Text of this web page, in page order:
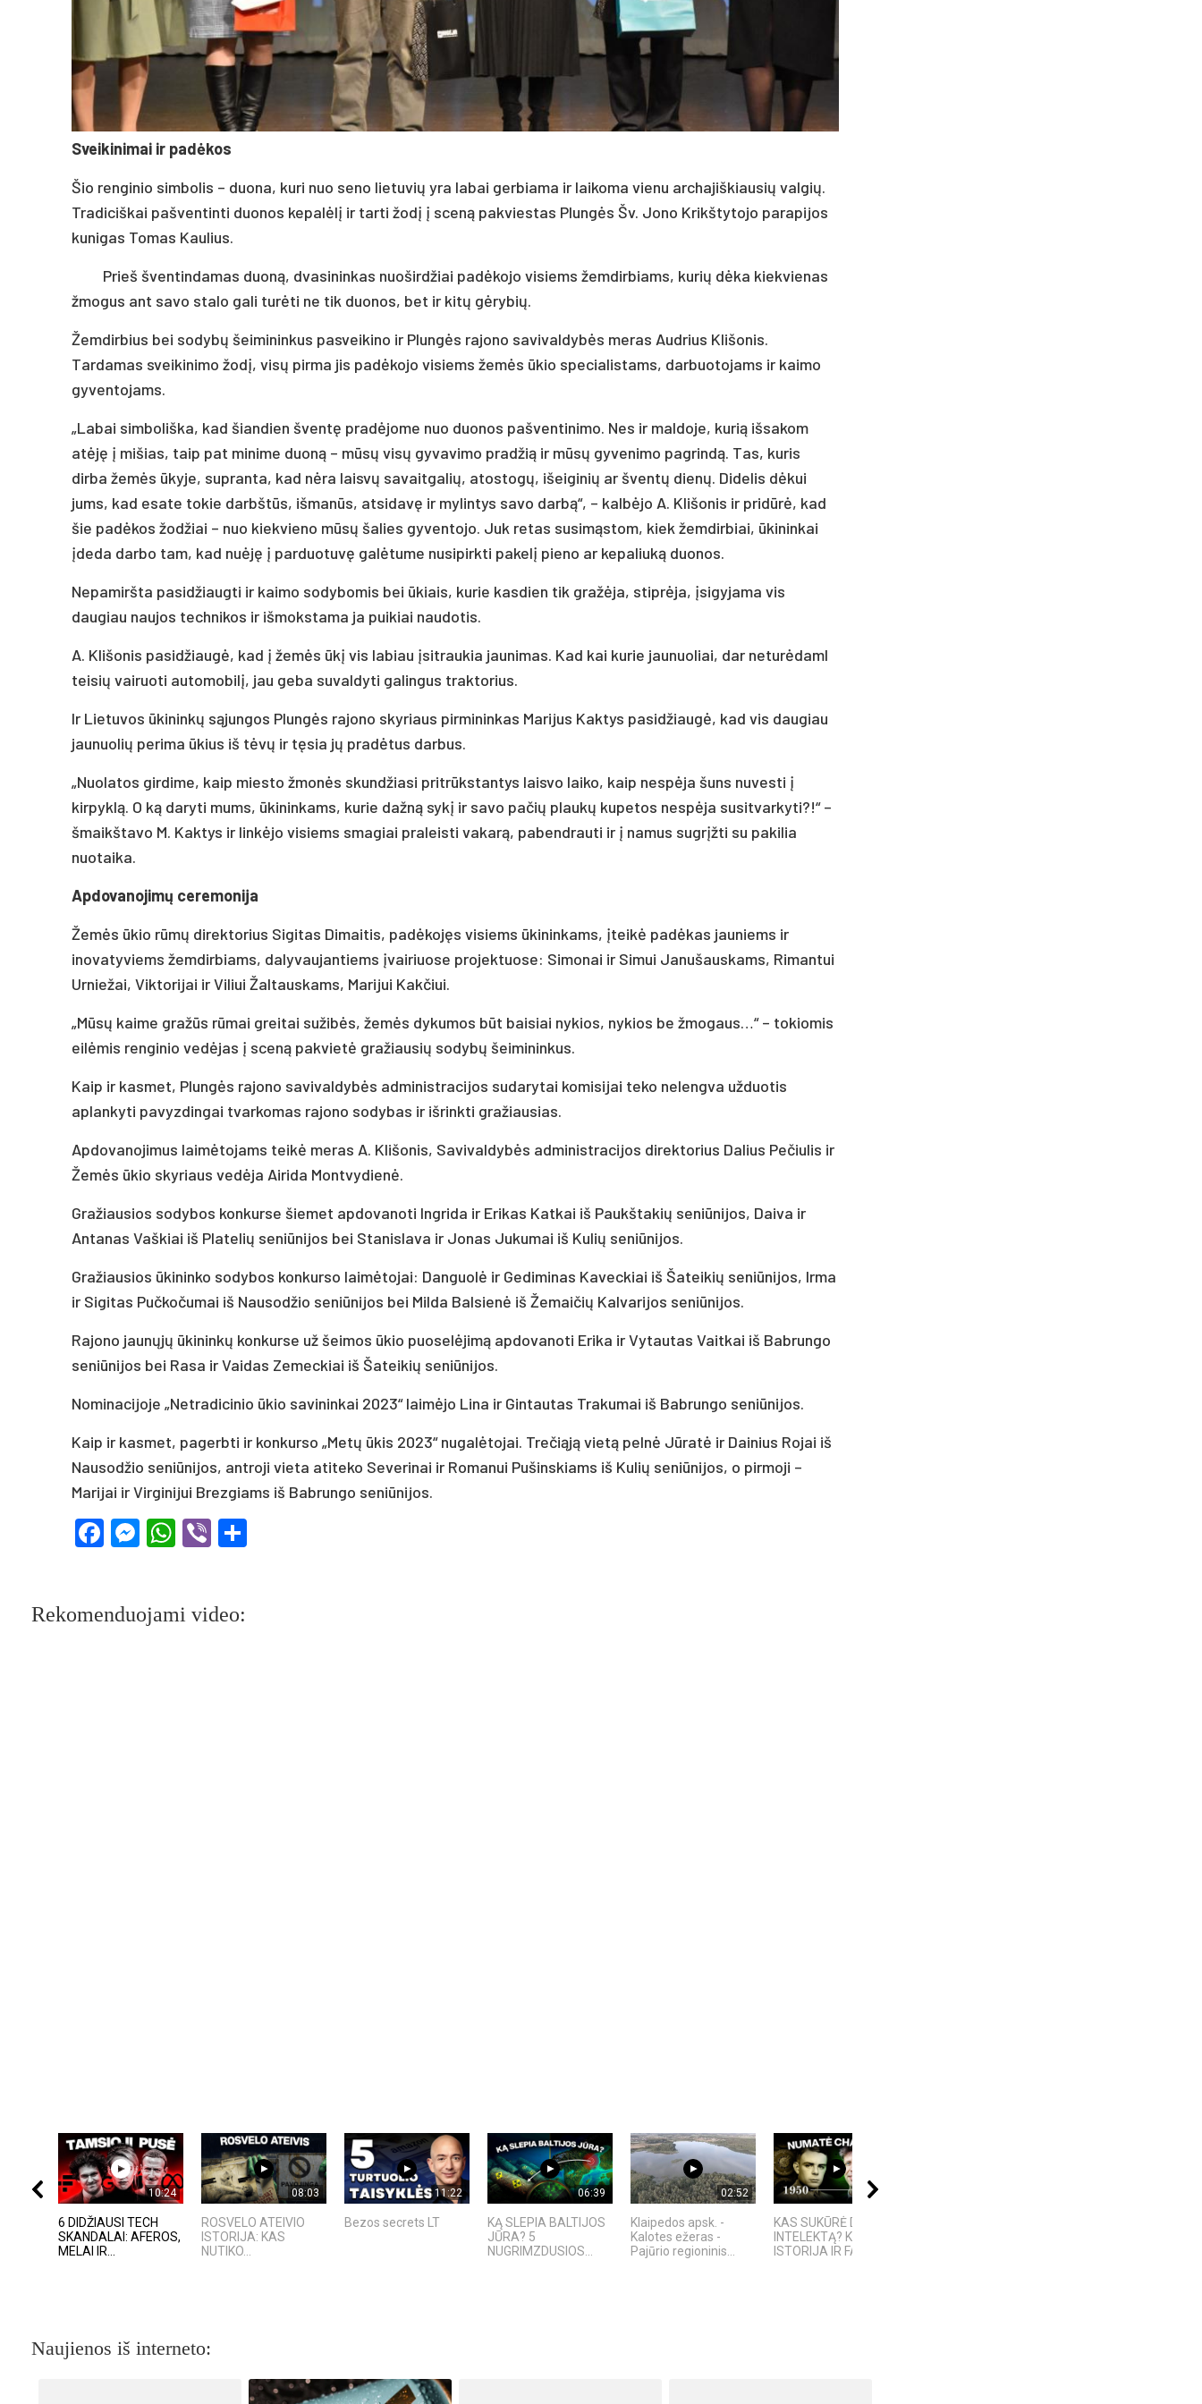
Sveikinimai ir padėkos
Šio renginio simbolis – duona, kuri nuo seno lietuvių yra labai gerbiama ir laikoma vienu archajiškiausių valgių.
Tradiciškai pašventinti duonos kepalėlį ir tarti žodį į sceną pakviestas Plungės Šv. Jono Krikštytojo parapijos
kunigas Tomas Kaulius.
Prieš šventindamas duoną, dvasininkas nuoširdžiai padėkojo visiems žemdirbiams, kurių dėka kiekvienas
žmogus ant savo stalo gali turėti ne tik duonos, bet ir kitų gėrybių.
Žemdirbius bei sodybų šeimininkus pasveikino ir Plungės rajono savivaldybės meras Audrius Klišonis.
Tardamas sveikinimo žodį, visų pirma jis padėkojo visiems žemės ūkio specialistams, darbuotojams ir kaimo
gyventojams.
„Labai simboliška, kad šiandien šventę pradėjome nuo duonos pašventinimo. Nes ir maldoje, kurią išsakom
atėję į mišias, taip pat minime duoną – mūsų visų gyvavimo pradžią ir mūsų gyvenimo pagrindą. Tas, kuris
dirba žemės ūkyje, supranta, kad nėra laisvų savaitgalių, atostogų, išeiginių ar šventų dienų. Didelis dėkui
jums, kad esate tokie darbštūs, išmanūs, atsidavę ir mylintys savo darbą“, – kalbėjo A. Klišonis ir pridūrė, kad
šie padėkos žodžiai – nuo kiekvieno mūsų šalies gyventojo. Juk retas susimąstom, kiek žemdirbiai, ūkininkai
įdeda darbo tam, kad nuėję į parduotuvę galėtume nusipirkti pakelį pieno ar kepaliuką duonos.
Nepamiršta pasidžiaugti ir kaimo sodybomis bei ūkiais, kurie kasdien tik gražėja, stiprėja, įsigyjama vis
daugiau naujos technikos ir išmokstama ja puikiai naudotis.
A. Klišonis pasidžiaugė, kad į žemės ūkį vis labiau įsitraukia jaunimas. Kad kai kurie jaunuoliai, dar neturėdamI
teisių vairuoti automobilį, jau geba suvaldyti galingus traktorius.
Ir Lietuvos ūkininkų sąjungos Plungės rajono skyriaus pirmininkas Marijus Kaktys pasidžiaugė, kad vis daugiau
jaunuolių perima ūkius iš tėvų ir tęsia jų pradėtus darbus.
„Nuolatos girdime, kaip miesto žmonės skundžiasi pritrūkstantys laisvo laiko, kaip nespėja šuns nuvesti į
kirpyklą. O ką daryti mums, ūkininkams, kurie dažną sykį ir savo pačių plaukų kupetos nespėja susitvarkyti?!“ –
šmaikštavo M. Kaktys ir linkėjo visiems smagiai praleisti vakarą, pabendrauti ir į namus sugrįžti su pakilia
nuotaika.
Apdovanojimų ceremonija
Žemės ūkio rūmų direktorius Sigitas Dimaitis, padėkojęs visiems ūkininkams, įteikė padėkas jauniems ir
inovatyviems žemdirbiams, dalyvaujantiems įvairiuose projektuose: Simonai ir Simui Janušauskams, Rimantui
Urniežai, Viktorijai ir Viliui Žaltauskams, Marijui Kakčiui.
„Mūsų kaime gražūs rūmai greitai sužibės, žemės dykumos būt baisiai nykios, nykios be žmogaus…“ – tokiomis
eilėmis renginio vedėjas į sceną pakvietė gražiausių sodybų šeimininkus.
Kaip ir kasmet, Plungės rajono savivaldybės administracijos sudarytai komisijai teko nelengva užduotis
aplankyti pavyzdingai tvarkomas rajono sodybas ir išrinkti gražiausias.
Apdovanojimus laimėtojams teikė meras A. Klišonis, Savivaldybės administracijos direktorius Dalius Pečiulis ir
Žemės ūkio skyriaus vedėja Airida Montvydienė.
Gražiausios sodybos konkurse šiemet apdovanoti Ingrida ir Erikas Katkai iš Paukštakių seniūnijos, Daiva ir
Antanas Vaškiai iš Platelių seniūnijos bei Stanislava ir Jonas Jukumai iš Kulių seniūnijos.
Gražiausios ūkininko sodybos konkurso laimėtojai: Danguolė ir Gediminas Kaveckiai iš Šateikių seniūnijos, Irma
ir Sigitas Pučkočumai iš Nausodžio seniūnijos bei Milda Balsienė iš Žemaičių Kalvarijos seniūnijos.
Rajono jaunųjų ūkininkų konkurse už šeimos ūkio puoselėjimą apdovanoti Erika ir Vytautas Vaitkai iš Babrungo
seniūnijos bei Rasa ir Vaidas Zemeckiai iš Šateikių seniūnijos.
Nominacijoje „Netradicinio ūkio savininkai 2023“ laimėjo Lina ir Gintautas Trakumai iš Babrungo seniūnijos.
Kaip ir kasmet, pagerbti ir konkurso „Metų ūkis 2023“ nugalėtojai. Trečiąją vietą pelnė Jūratė ir Dainius Rojai iš
Nausodžio seniūnijos, antroji vieta atiteko Severinai ir Romanui Pušinskiams iš Kulių seniūnijos, o pirmoji –
Marijai ir Virginijui Brezgiams iš Babrungo seniūnijos.
Facebook
Messenger
WhatsApp
Viber
Rekomenduojami video:
10:24
6 DIDŽIAUSI TECH
SKANDALAI: AFEROS,
MELAI IR...
08:03
ROSVELO ATEIVIO
ISTORIJA: KAS
NUTIKO...
11:22
Bezos secrets LT
06:39
KĄ SLEPIA BALTIJOS
JŪRA? 5
NUGRIMZDUSIOS...
02:52
Klaipedos apsk. -
Kalotes ežeras -
Pajūrio regioninis...
07:18
KAS SUKŪRĖ DIRBTINĮ
INTELEKTĄ? KILMĖS
ISTORIJA IR FAKTAI
Naujienos iš interneto: